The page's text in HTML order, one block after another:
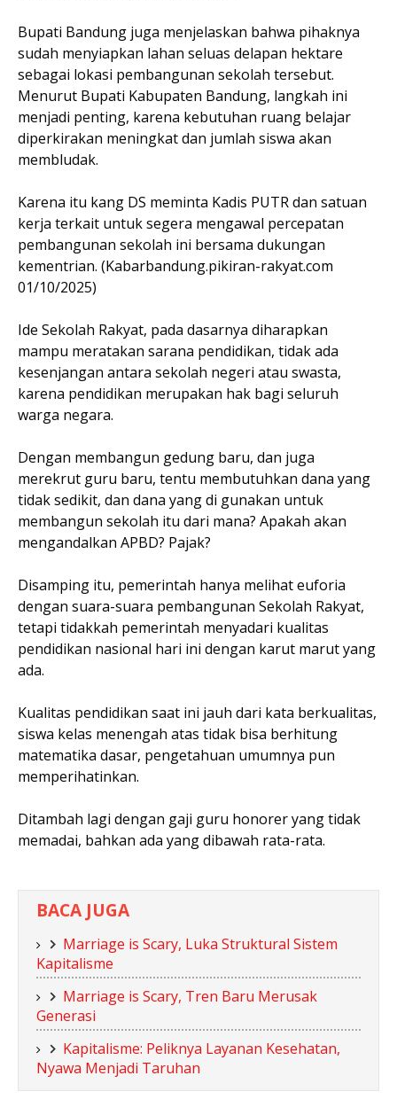
Bupati Bandung juga menjelaskan bahwa pihaknya
sudah menyiapkan lahan seluas delapan hektare
sebagai lokasi pembangunan sekolah tersebut.
Menurut Bupati Kabupaten Bandung, langkah ini
menjadi penting, karena kebutuhan ruang belajar
diperkirakan meningkat dan jumlah siswa akan
membludak.
Karena itu kang DS meminta Kadis PUTR dan satuan
kerja terkait untuk segera mengawal percepatan
pembangunan sekolah ini bersama dukungan
kementrian. (Kabarbandung.pikiran-rakyat.com
01/10/2025)
Ide Sekolah Rakyat, pada dasarnya diharapkan
mampu meratakan sarana pendidikan, tidak ada
kesenjangan antara sekolah negeri atau swasta,
karena pendidikan merupakan hak bagi seluruh
warga negara.
Dengan membangun gedung baru, dan juga
merekrut guru baru, tentu membutuhkan dana yang
tidak sedikit, dan dana yang di gunakan untuk
membangun sekolah itu dari mana? Apakah akan
mengandalkan APBD? Pajak?
Disamping itu, pemerintah hanya melihat euforia
dengan suara-suara pembangunan Sekolah Rakyat,
tetapi tidakkah pemerintah menyadari kualitas
pendidikan nasional hari ini dengan karut marut yang
ada.
Kualitas pendidikan saat ini jauh dari kata berkualitas,
siswa kelas menengah atas tidak bisa berhitung
matematika dasar, pengetahuan umumnya pun
memperihatinkan.
Ditambah lagi dengan gaji guru honorer yang tidak
memadai, bahkan ada yang dibawah rata-rata.
BACA JUGA
Marriage is Scary, Luka Struktural Sistem
Kapitalisme
Marriage is Scary, Tren Baru Merusak
Generasi
Kapitalisme: Peliknya Layanan Kesehatan,
Nyawa Menjadi Taruhan